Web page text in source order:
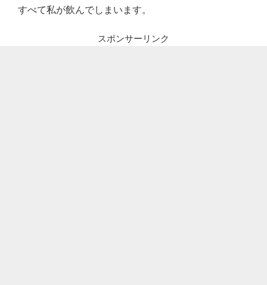
すべて私が飲んでしまいます。
スポンサーリンク